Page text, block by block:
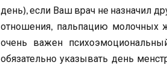
день), если Ваш врач не назначил
отношения, пальпацию молочных
очень важен
обязательно указывать день